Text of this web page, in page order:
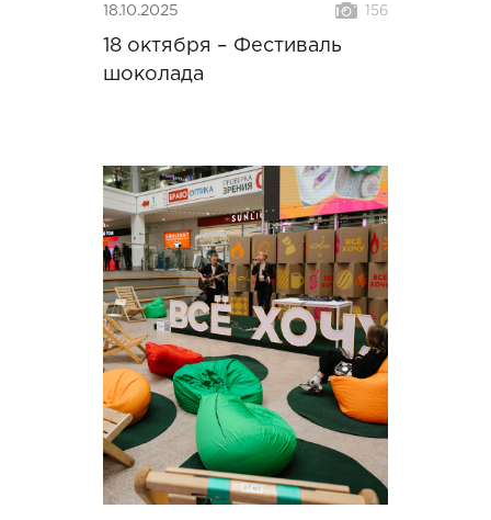
18.10.2025 156
18 октября – Фестиваль
шоколада